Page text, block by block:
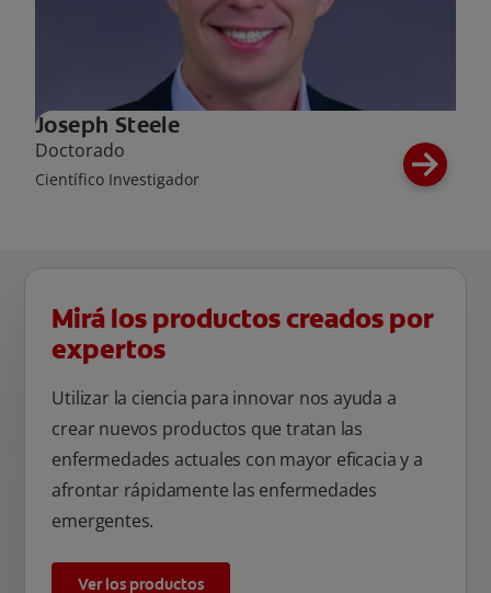
Joseph Steele
Doctorado
Científico Investigador
Mirá los productos creados por
expertos
Utilizar la ciencia para innovar nos ayuda a
crear nuevos productos que tratan las
enfermedades actuales con mayor eficacia y a
afrontar rápidamente las enfermedades
emergentes.
Ver los productos